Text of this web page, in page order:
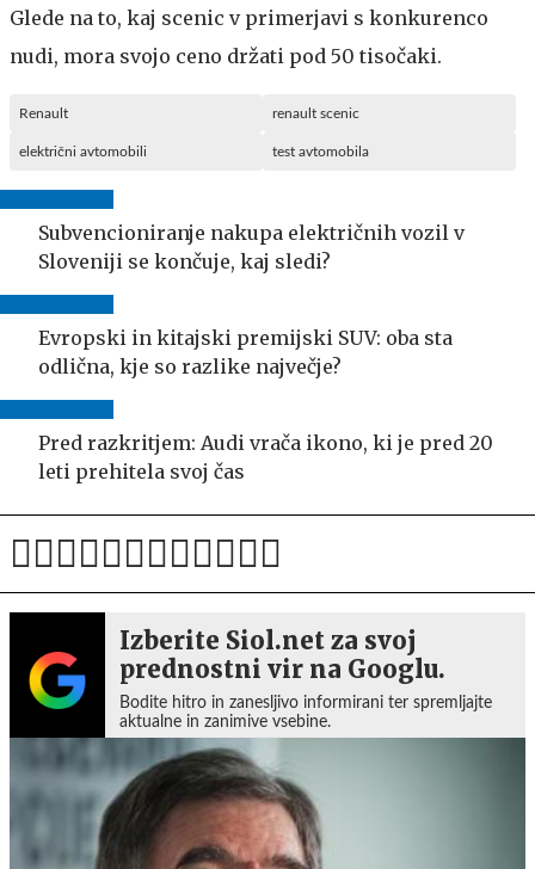
Glede na to, kaj scenic v primerjavi s konkurenco
nudi, mora svojo ceno držati pod 50 tisočaki.
Renault renault scenic
električni avtomobili test avtomobila
Subvencioniranje nakupa električnih vozil v
Sloveniji se končuje, kaj sledi?
Evropski in kitajski premijski SUV: oba sta
odlična, kje so razlike največje?
Pred razkritjem: Audi vrača ikono, ki je pred 20
leti prehitela svoj čas
Izberite Siol.net za svoj
prednostni vir na Googlu.
Bodite hitro in zanesljivo informirani ter spremljajte
aktualne in zanimive vsebine.